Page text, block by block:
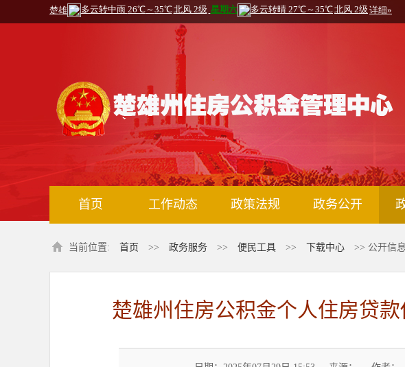
首页 工作动态 政策法规 政务公开
当前位置: 首页 >> 政务服务 >> 便民工具 >> 下载中心 >> 公开信
楚雄州住房公积金个人住房贷